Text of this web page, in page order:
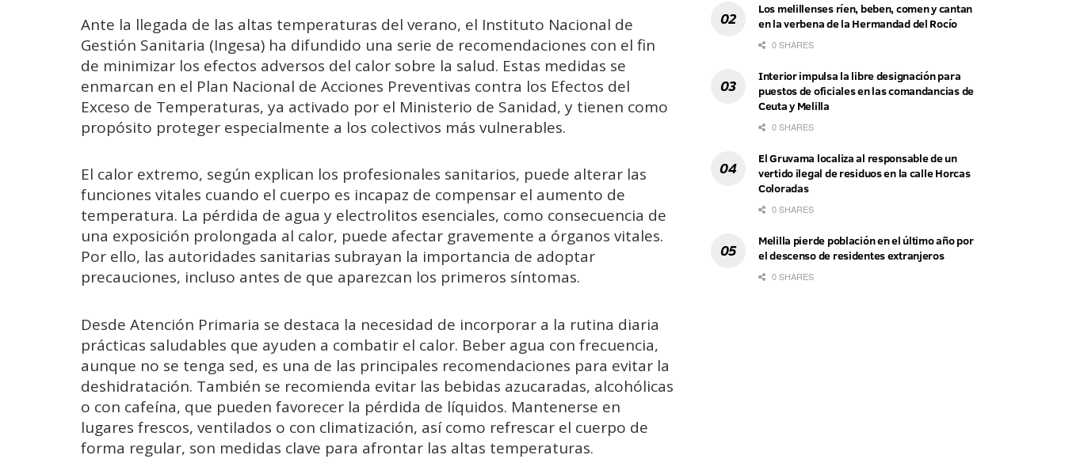
Ante la llegada de las altas temperaturas del verano, el Instituto Nacional de
Gestión Sanitaria (Ingesa) ha difundido una serie de recomendaciones con el fin
de minimizar los efectos adversos del calor sobre la salud. Estas medidas se
enmarcan en el Plan Nacional de Acciones Preventivas contra los Efectos del
Exceso de Temperaturas, ya activado por el Ministerio de Sanidad, y tienen como
propósito proteger especialmente a los colectivos más vulnerables.
El calor extremo, según explican los profesionales sanitarios, puede alterar las
funciones vitales cuando el cuerpo es incapaz de compensar el aumento de
temperatura. La pérdida de agua y electrolitos esenciales, como consecuencia de
una exposición prolongada al calor, puede afectar gravemente a órganos vitales.
Por ello, las autoridades sanitarias subrayan la importancia de adoptar
precauciones, incluso antes de que aparezcan los primeros síntomas.
Desde Atención Primaria se destaca la necesidad de incorporar a la rutina diaria
prácticas saludables que ayuden a combatir el calor. Beber agua con frecuencia,
aunque no se tenga sed, es una de las principales recomendaciones para evitar la
deshidratación. También se recomienda evitar las bebidas azucaradas, alcohólicas
o con cafeína, que pueden favorecer la pérdida de líquidos. Mantenerse en
lugares frescos, ventilados o con climatización, así como refrescar el cuerpo de
forma regular, son medidas clave para afrontar las altas temperaturas.
Los melillenses ríen, beben, comen y cantan
en la verbena de la Hermandad del Rocío
0 SHARES
Interior impulsa la libre designación para
puestos de oficiales en las comandancias de
Ceuta y Melilla
0 SHARES
El Gruvama localiza al responsable de un
vertido ilegal de residuos en la calle Horcas
Coloradas
0 SHARES
Melilla pierde población en el último año por
el descenso de residentes extranjeros
0 SHARES